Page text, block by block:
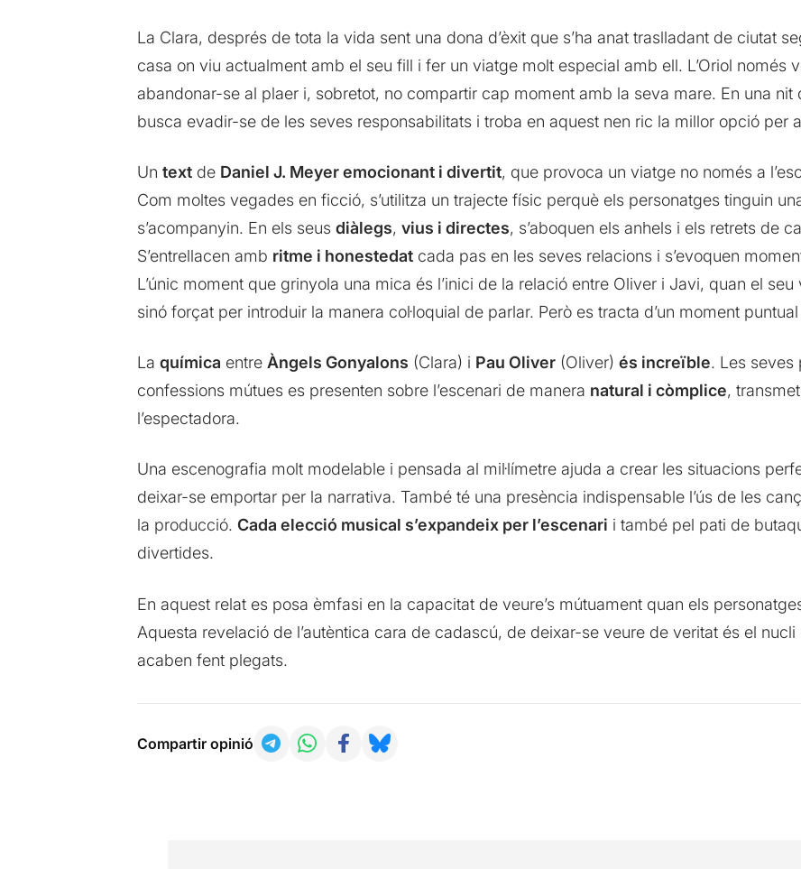
La Clara, després de tota la vida sent una dona d’èxit que s’ha anat traslladant de ciutat
casa on viu actualment amb el seu fill i fer un viatge molt especial amb ell. L’Oriol només
abandonar-se al plaer i, sobretot, no compartir cap moment amb la seva mare. En una nit
busca evadir-se de les seves responsabilitats i troba en aquest nen ric la millor opció per
Un textde Daniel J. Meyer emocionant i divertit, que provoca un viatge no només a
Com moltes vegades en ficció, s’utilitza un trajecte físic perquè els personatges tinguin
s’acompanyin. En els seus diàlegs, vius i directes, s’aboquen els anhels i els retrets de
S’entrellacen amb ritme i honestedatcada pas en les seves relacions i s’evoquen
L’únic moment que grinyola una mica és l’inici de la relació entre Oliver i Javi, quan el
sinó forçat per introduir la manera col·loquial de parlar. Però es tracta d’un moment
La química entre Àngels Gonyalons (Clara) i Pau Oliver(Oliver) és increïble. Les seves
confessions mútues es presenten sobre l’escenari de manera natural i còmplice,
l’espectadora.
Una escenografia molt modelable i pensada al mil·límetre ajuda a crear les situacions
deixar-se emportar per la narrativa. També té una presència indispensable l’ús de les
la producció. Cada elecció musical s’expandeix per l’escenari i també pel pati de
divertides.
En aquest relat es posa èmfasi en la capacitat de veure’s mútuament quan els
Aquesta revelació de l’autèntica cara de cadascú, de deixar-se veure de veritat és el
acaben fent plegats.
Compartir opinió